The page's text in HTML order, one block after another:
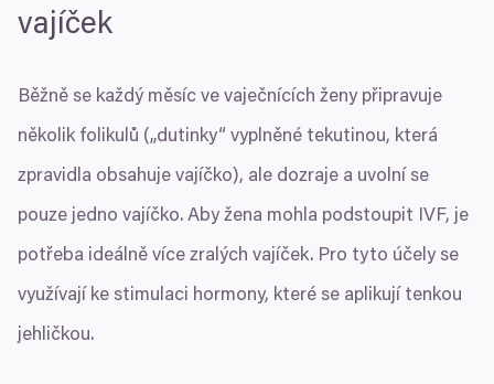
vajíček
Běžně se každý měsíc ve vaječnících ženy připravuje
několik folikulů („dutinky“ vyplněné tekutinou, která
zpravidla obsahuje vajíčko), ale dozraje a uvolní se
pouze jedno vajíčko. Aby žena mohla podstoupit IVF, je
potřeba ideálně více zralých vajíček. Pro tyto účely se
využívají ke stimulaci hormony, které se aplikují tenkou
jehličkou.